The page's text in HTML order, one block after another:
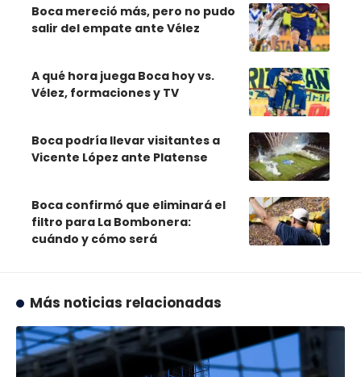
Boca mereció más, pero no pudo
salir del empate ante Vélez
A qué hora juega Boca hoy vs.
Vélez, formaciones y TV
Boca podría llevar visitantes a
Vicente López ante Platense
Boca confirmó que eliminará el
filtro para La Bombonera:
cuándo y cómo será
Más noticias relacionadas